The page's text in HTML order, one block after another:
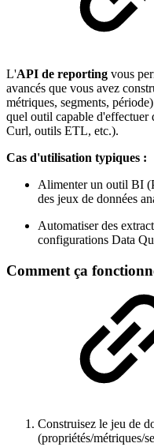
L'API de reporting vous
avancés que vous avez
métriques, segments,
quel outil capable d'effectuer
Curl, outils ETL, etc.).
Cas d'utilisation typiques :
Alimenter un outil BI
des jeux de données
Automatiser des
configurations Data
Comment ça
Construisez le jeu de
(propriétés/métriques/